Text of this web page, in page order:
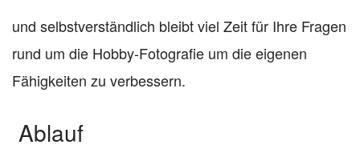
und selbstverständlich bleibt viel Zeit für Ihre Fragen
rund um die Hobby-Fotografie um die eigenen
Fähigkeiten zu verbessern.
Ablauf